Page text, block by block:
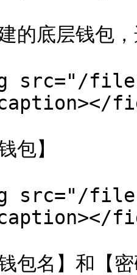
的底层钱包
src="/
包】
src="/files/
包名】和【